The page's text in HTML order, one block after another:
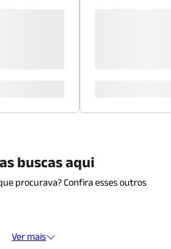
buscas aqui
procurava? Confira esses outros
Ver mais